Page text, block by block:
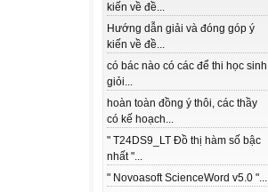
kiến về đề...
Hướng dẫn giải và đóng góp ý
kiến về đề...
có bác nào có các để thi học sinh
giỏi...
hoàn toàn đồng ý thôi, các thầy
có kế hoạch...
" T24DS9_LT Đồ thị hàm số bậc
nhất "...
" Novoasoft ScienceWord v5.0 "...